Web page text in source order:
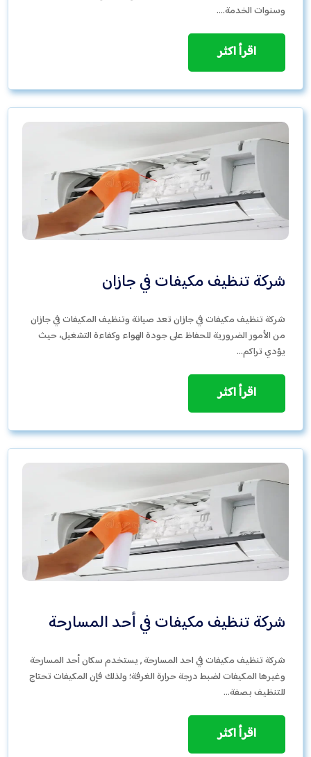
وسنوات الخدمة.…
اقرأ اكثر
شركة تنظيف مكيفات في جازان
شركة تنظيف مكيفات في جازان تعد صيانة وتنظيف المكيفات في جازان
من الأمور الضرورية للحفاظ على جودة الهواء وكفاءة التشغيل، حيث
يؤدي تراكم…
اقرأ اكثر
شركة تنظيف مكيفات في أحد المسارحة
شركة تنظيف مكيفات في احد المسارحة , يستخدم سكان أحد المسارحة
وغيرها المكيفات لضبط درجة حرارة الغرفة؛ ولذلك فإن المكيفات تحتاج
للتنظيف بصفة…
اقرأ اكثر